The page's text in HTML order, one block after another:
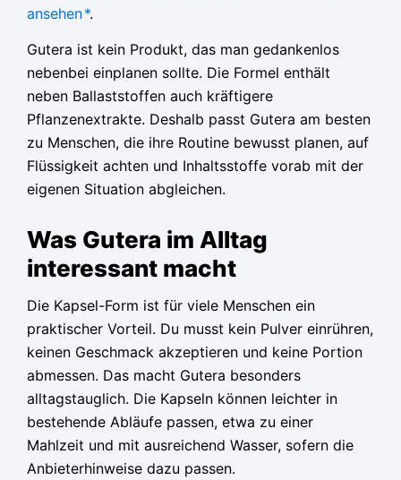
ansehen*.
Gutera ist kein Produkt, das man gedankenlos
nebenbei einplanen sollte. Die Formel enthält
neben Ballaststoffen auch kräftigere
Pflanzenextrakte. Deshalb passt Gutera am besten
zu Menschen, die ihre Routine bewusst planen, auf
Flüssigkeit achten und Inhaltsstoffe vorab mit der
eigenen Situation abgleichen.
Was Gutera im Alltag
interessant macht
Die Kapsel-Form ist für viele Menschen ein
praktischer Vorteil. Du musst kein Pulver einrühren,
keinen Geschmack akzeptieren und keine Portion
abmessen. Das macht Gutera besonders
alltagstauglich. Die Kapseln können leichter in
bestehende Abläufe passen, etwa zu einer
Mahlzeit und mit ausreichend Wasser, sofern die
Anbieterhinweise dazu passen.